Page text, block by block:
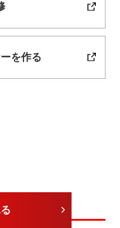
を作る